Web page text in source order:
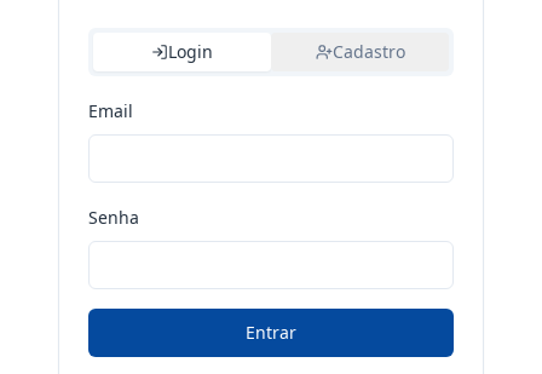
Login Cadastro
Email
Senha
Entrar